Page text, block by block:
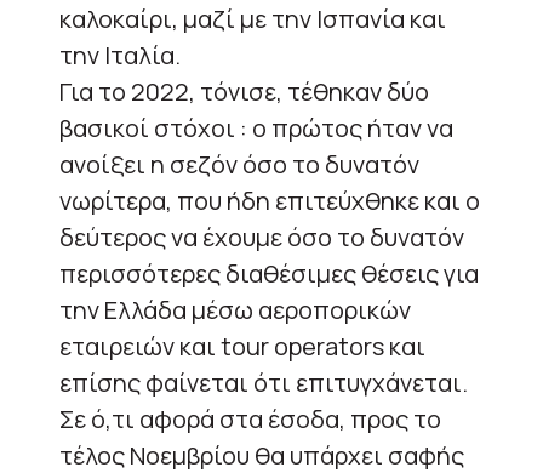
καλοκαίρι, μαζί με την Ισπανία και
την Ιταλία.
Για το 2022, τόνισε, τέθηκαν δύο
βασικοί στόχοι : ο πρώτος ήταν να
ανοίξει η σεζόν όσο το δυνατόν
νωρίτερα, που ήδη επιτεύχθηκε και ο
δεύτερος να έχουμε όσο το δυνατόν
περισσότερες διαθέσιμες θέσεις για
την Ελλάδα μέσω αεροπορικών
εταιρειών και tour operators και
επίσης φαίνεται ότι επιτυγχάνεται.
Σε ό,τι αφορά στα έσοδα, προς το
τέλος Νοεμβρίου θα υπάρχει σαφής